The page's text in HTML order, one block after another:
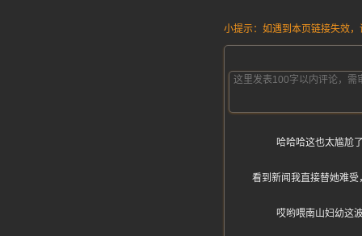
小提示：如遇到本页链接失效
哈哈哈这也太尴尬
看到新闻我直接替她难受
哎哟喂南山妇幼这